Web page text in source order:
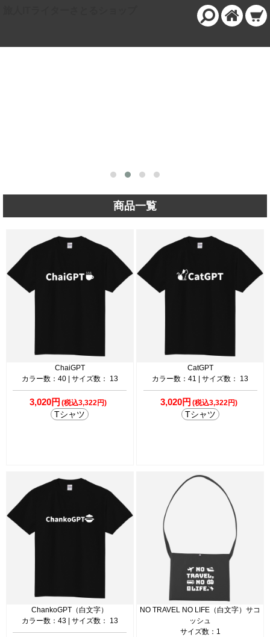
商品一覧
ChaiGPT
カラー数：40 | サイズ数： 13
3,020円 (税込3,322円)
Tシャツ
CatGPT
カラー数：41 | サイズ数： 13
3,020円 (税込3,322円)
Tシャツ
ChankoGPT（白文字）
カラー数：43 | サイズ数： 13
NO TRAVEL NO LIFE（白文字）サコ
ッシュ
サイズ数：1